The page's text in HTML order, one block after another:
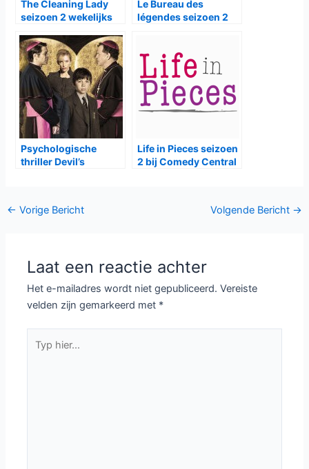
The Cleaning Lady
seizoen 2 wekelijks
Le Bureau des
légendes seizoen 2
Psychologische
thriller Devil’s
Life in Pieces seizoen
2 bij Comedy Central
Bericht
← Vorige Bericht Volgende Bericht →
Laat een reactie achter
Het e-mailadres wordt niet gepubliceerd. Vereiste
velden zijn gemarkeerd met *
hier...